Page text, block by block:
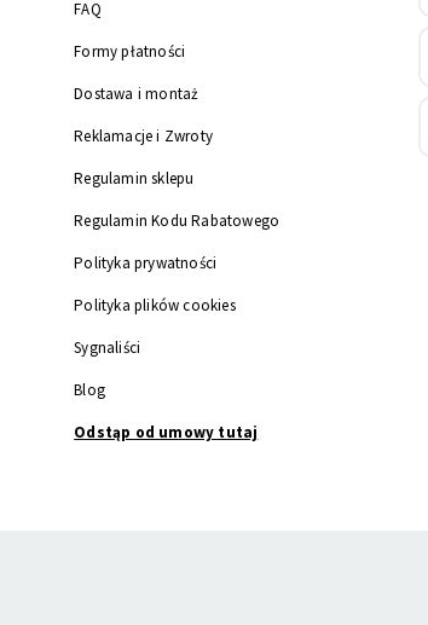
FAQ
Formy płatności
Dostawa i montaż
Reklamacje i Zwroty
Regulamin sklepu
Regulamin Kodu Rabatowego
Polityka prywatności
Polityka plików cookies
Sygnaliści
Blog
Odstąp od umowy tutaj